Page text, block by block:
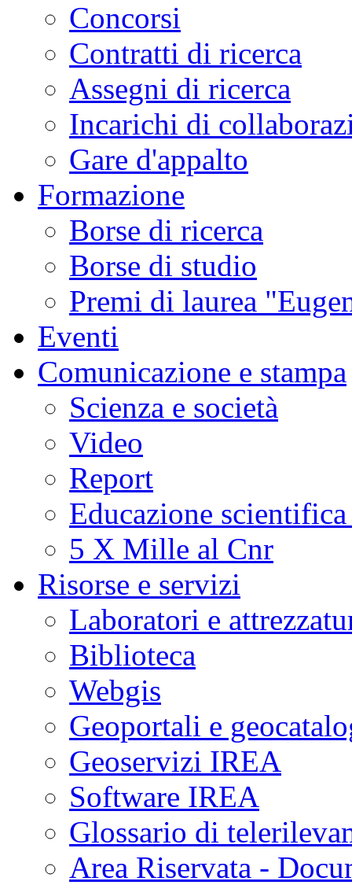
Concorsi
Contratti di ricerca
Assegni di ricerca
Incarichi di
Gare d'appalto
Formazione
Borse di ricerca
Borse di studio
Premi di laurea
Eventi
Comunicazione e stampa
Scienza e società
Video
Report
Educazione
5 X Mille al Cnr
Risorse e servizi
Laboratori e
Biblioteca
Webgis
Geoportali e
Geoservizi IREA
Software IREA
Glossario di
Area Riservata -